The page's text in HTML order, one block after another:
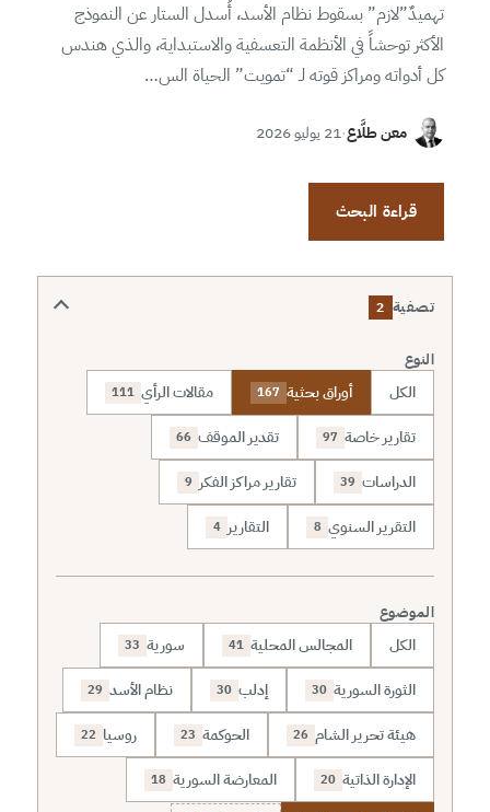
تهميدٌ”لازم” بسقوط نظام الأسد، أُسدل الستار عن النموذج
الأكثر توحشاً في الأنظمة التعسفية والاستبداية، والذي هندس
كل أدواته ومراكز قوته لـ “تمويت” الحياة الس…
معن طلَّاع·21 يوليو 2026
قراءة البحث
تصفية 2
النوع
الكل أوراق بحثية 167 مقالات الرأي 111
تقارير خاصة 97 تقدير الموقف 66
الدراسات 39 تقارير مراكز الفكر 9
التقرير السنوي 8 التقارير 4
الموضوع
الكل المجالس المحلية 41 سورية 33
الثورة السورية 30 إدلب 30 نظام الأسد 29
هيئة تحرير الشام 26 الحوكمة 23 روسيا 22
الإدارة الذاتية 20 المعارضة السورية 18